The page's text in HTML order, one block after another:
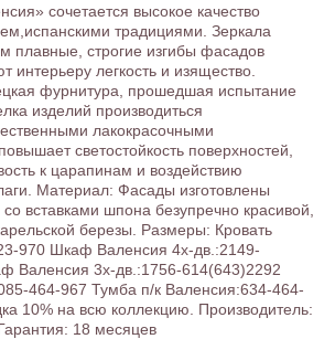
сочетается высокое качество
традициями. Зеркала
плавные, строгие изгибы фасадов
интерьеру легкость и изящество.
фурнитура, прошедшая испытание
изделий производиться
лакокрасочными
светостойкость поверхностей,
к царапинам и воздействию
Материал: Фасады изготовлены
вставками шпона безупречно красивой,
березы. Размеры: Кровать
970 Шкаф Валенсия 4х-дв.:2149-
Валенсия 3х-дв.:1756-614(643)2292
464-967 Тумба п/к Валенсия:634-464-
10% на всю коллекцию. Производитель:
18 месяцев